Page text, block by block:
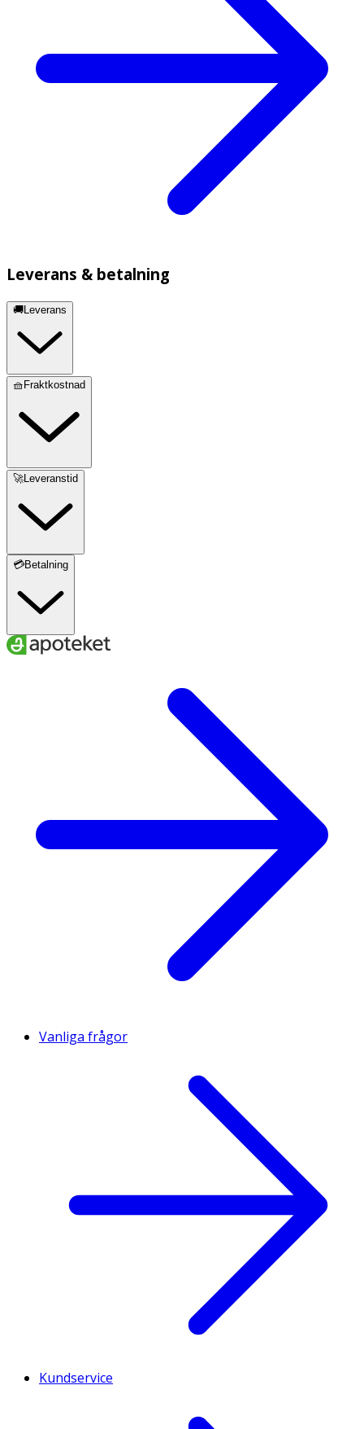
Leverans & betalning
🚚Leverans
🧺Fraktkostnad
🚀Leveranstid
💳Betalning
Vanliga frågor
Kundservice